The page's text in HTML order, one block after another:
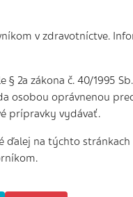
v zdravotníctve.
2a zákona č. 40/1995
osobou oprávnenou
prípravky vydávať.
ďalej na týchto stránkach